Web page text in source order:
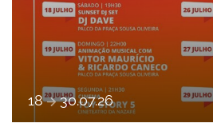
18 a 30.07.26